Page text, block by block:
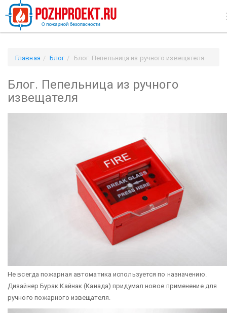
Главная Блог Блог. Пепельница из ручного извещателя
Блог. Пепельница из ручного
извещателя
Не всегда пожарная автоматика используется по назначению.
Дизайнер Бурак Кайнак (Канада) придумал новое применение для
ручного пожарного извещателя.